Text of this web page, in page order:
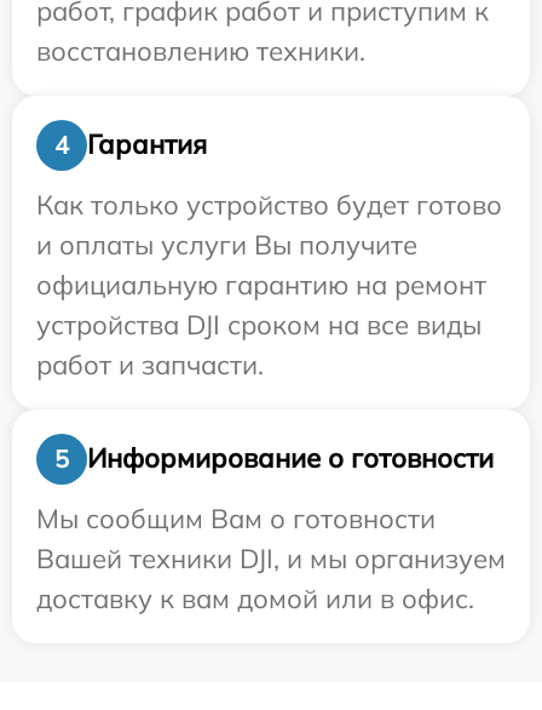
работ, график работ и приступим к
восстановлению техники.
4
Гарантия
Как только устройство будет готово
и оплаты услуги Вы получите
официальную гарантию на ремонт
устройства DJI сроком на все виды
работ и запчасти.
5
Информирование о готовности
Мы сообщим Вам о готовности
Вашей техники DJI, и мы организуем
доставку к вам домой или в офис.